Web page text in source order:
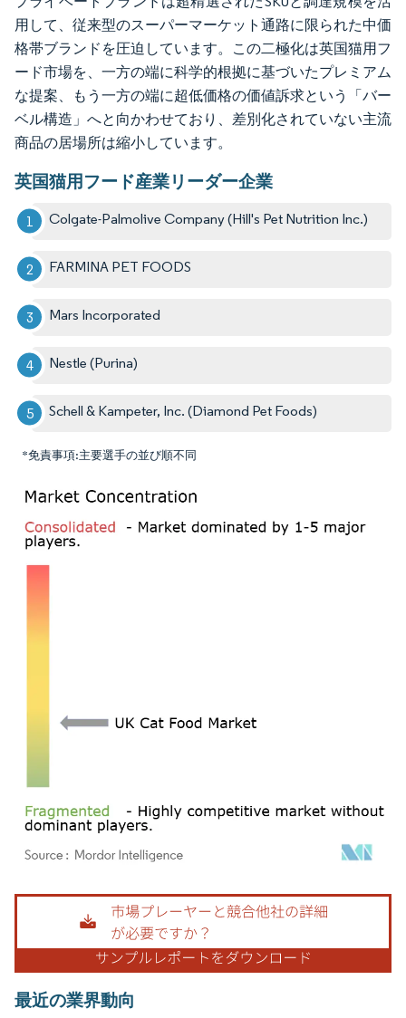
用して、従来型のスーパーマーケット通路に限られた中価
格帯ブランドを圧迫しています。この二極化は英国猫用フ
ード市場を、一方の端に科学的根拠に基づいたプレミアム
な提案、もう一方の端に超低価格の価値訴求という「バー
ベル構造」へと向かわせており、差別化されていない主流
商品の居場所は縮小しています。
英国猫用フード産業リーダー企業
Colgate-Palmolive Company (Hill's Pet Nutrition Inc.)
FARMINA PET FOODS
Mars Incorporated
Nestle (Purina)
Schell & Kampeter, Inc. (Diamond Pet Foods)
*免責事項:主要選手の並び順不同
画像 © Mordor Intelligence。再利用にはCC BY 4.0の表示が必要です。
最近の業界動向